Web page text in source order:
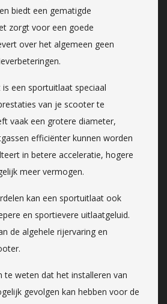
biedt een gematigde
zorgt voor een goede
over het algemeen geen
een sportuitlaat speciaal
van je scooter te
vaak een grotere diameter,
efficiënter kunnen worden
in betere acceleratie, hogere
meer vermogen.
kan een sportuitlaat ook
en sportievere uitlaatgeluid.
de algehele rijervaring en
te weten dat het installeren van
gevolgen kan hebben voor de